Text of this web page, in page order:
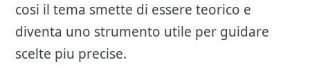
cosi il tema smette di essere teorico e
diventa uno strumento utile per guidare
scelte piu precise.